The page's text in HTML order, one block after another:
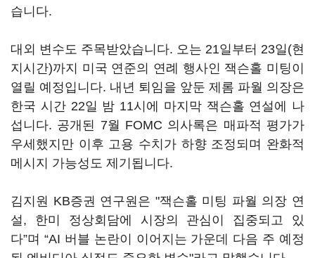
습니다.
대외 변수도 주목받았습니다. 오는 21일부터 23일(현
지시간)까지 미국 연준의 연례 행사인 잭슨홀 미팅이
열릴 예정입니다. 내년 퇴임을 앞둔 제롬 파월 의장은
한국 시간 22일 밤 11시에 마지막 잭슨홀 연설에 나
섭니다. 공개된 7월 FOMC 의사록은 매파적 평가가
우세했지만 이후 고용 수치가 하향 조정되며 완화적
메시지 가능성도 제기됩니다.
김지원 KB증권 연구원은 "잭슨홀 미팅 파월 의장 연
설, 한미 정상회담에 시장의 관심이 집중되고 있
다”며 “AI 버블 논란이 이어지는 가운데 다음 주 예정